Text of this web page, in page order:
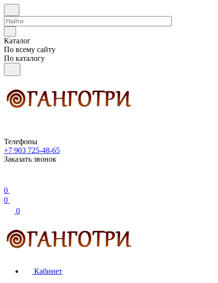
Каталог
По всему сайту
По каталогу
Телефоны
+7 903 725-48-65
Заказать звонок
0
0
0
Кабинет